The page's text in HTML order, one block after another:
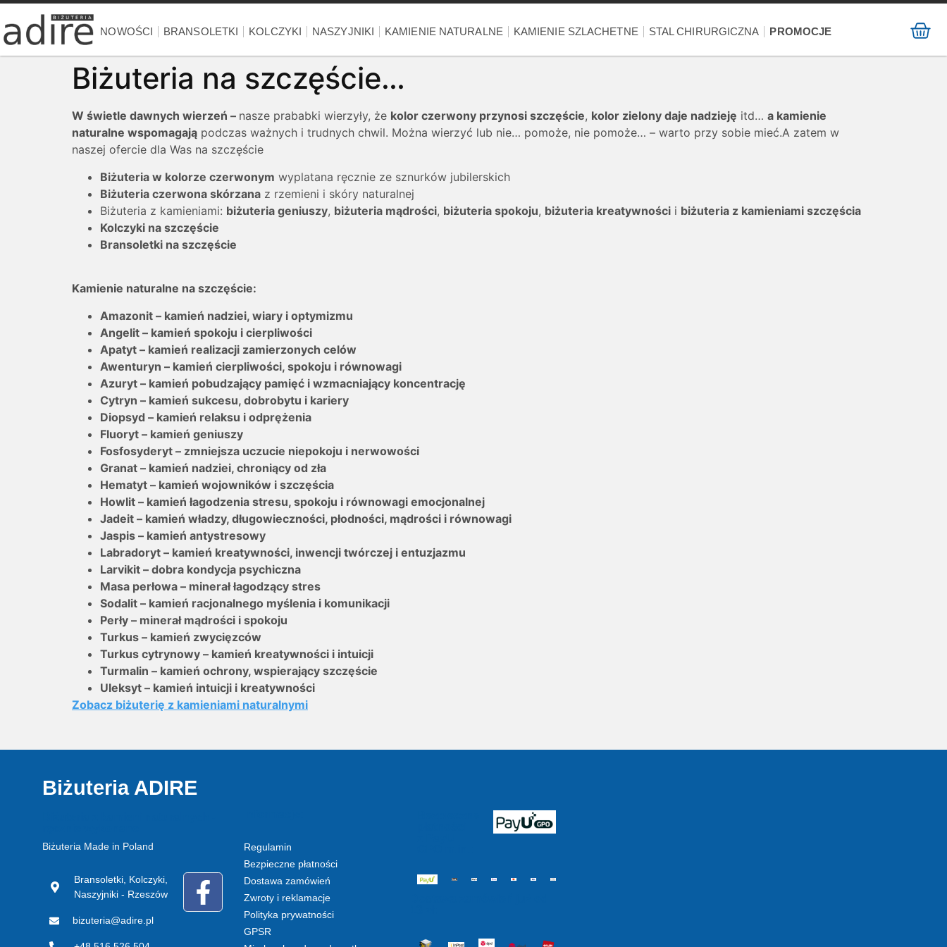
NOWOŚCI BRANSOLETKI KOLCZYKI NASZYJNIKI KAMIENIE NATURALNE KAMIENIE SZLACHETNE STAL CHIRURGICZNA PROMOCJE
Biżuteria na szczęście…
W świetle dawnych wierzeń – nasze prababki wierzyły, że kolor czerwony przynosi szczęście, kolor zielony daje nadzieję itd… a kamienie
naturalne wspomagają podczas ważnych i trudnych chwil. Można wierzyć lub nie… pomoże, nie pomoże… – warto przy sobie mieć.A zatem w
naszej ofercie dla Was na szczęście
Biżuteria w kolorze czerwonym wyplatana ręcznie ze sznurków jubilerskich
Biżuteria czerwona skórzana z rzemieni i skóry naturalnej
Biżuteria z kamieniami: biżuteria geniuszy, biżuteria mądrości, biżuteria spokoju, biżuteria kreatywności i biżuteria z kamieniami szczęścia
Kolczyki na szczęście
Bransoletki na szczęście
Kamienie naturalne na szczęście:
Amazonit – kamień nadziei, wiary i optymizmu
Angelit – kamień spokoju i cierpliwości
Apatyt – kamień realizacji zamierzonych celów
Awenturyn – kamień cierpliwości, spokoju i równowagi
Azuryt – kamień pobudzający pamięć i wzmacniający koncentrację
Cytryn – kamień sukcesu, dobrobytu i kariery
Diopsyd – kamień relaksu i odprężenia
Fluoryt – kamień geniuszy
Fosfosyderyt – zmniejsza uczucie niepokoju i nerwowości
Granat – kamień nadziei, chroniący od zła
Hematyt – kamień wojowników i szczęścia
Howlit – kamień łagodzenia stresu, spokoju i równowagi emocjonalnej
Jadeit – kamień władzy, długowieczności, płodności, mądrości i równowagi
Jaspis – kamień antystresowy
Labradoryt – kamień kreatywności, inwencji twórczej i entuzjazmu
Larvikit – dobra kondycja psychiczna
Masa perłowa – minerał łagodzący stres
Sodalit – kamień racjonalnego myślenia i komunikacji
Perły – minerał mądrości i spokoju
Turkus – kamień zwycięzców
Turkus cytrynowy – kamień kreatywności i intuicji
Turmalin – kamień ochrony, wspierający szczęście
Uleksyt – kamień intuicji i kreatywności
Zobacz biżuterię z kamieniami naturalnymi
Biżuteria ADIRE
Biżuteria Made in Poland
Bransoletki, Kolczyki,
Naszyjniki - Rzeszów
bizuteria@adire.pl
Regulamin
Bezpieczne płatności
Dostawa zamówień
Zwroty i reklamacje
Polityka prywatności
GPSR